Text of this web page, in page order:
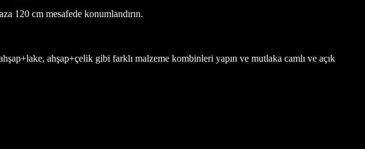
120 cm mesafede konumlandırın.
ahşap+çelik gibi farklı malzeme kombinleri yapın ve mutlaka camlı ve açık